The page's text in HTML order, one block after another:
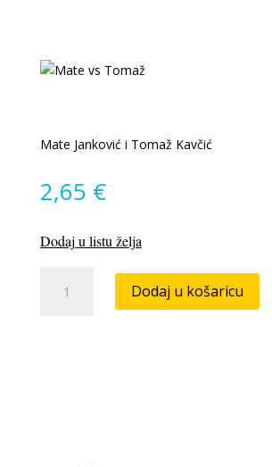
Mate Janković i Tomaž Kavčić
2,65 €
Dodaj u listu želja
Dodaj u košaricu